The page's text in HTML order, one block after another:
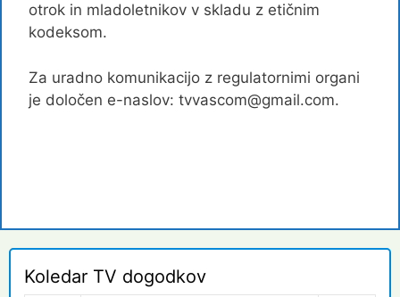
otrok in mladoletnikov v skladu z etičnim
kodeksom.
Za uradno komunikacijo z regulatornimi organi
je določen e-naslov: tvvascom@gmail.com.
Koledar TV dogodkov